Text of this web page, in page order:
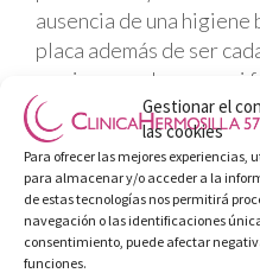
Gestionar el
las cookies
Para ofrecer las mejores
para almacenar y/o acceder a la
de estas tecnologías nos permitirá
navegación o las identificaciones
consentimiento, puede afectar
funciones.
ausencia de una higiene
placa además de ser
comienza a oler y por si
desarrollar la gingivitis,
afecta a las encías
tal forma que pueden
Además esa placa de la
más gruesa se
deshacernos del sarro